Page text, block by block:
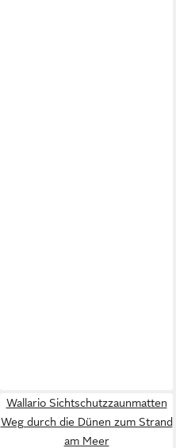
Wallario Sichtschutzzaunmatten
Weg durch die Dünen zum Strand
am Meer